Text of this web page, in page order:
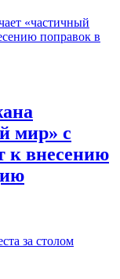
мир» с
к внесению